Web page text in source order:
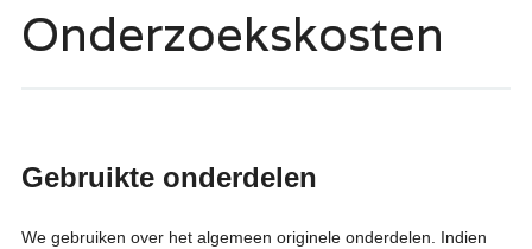
Onderzoekskosten
Gebruikte onderdelen
We gebruiken over het algemeen originele onderdelen. Indien